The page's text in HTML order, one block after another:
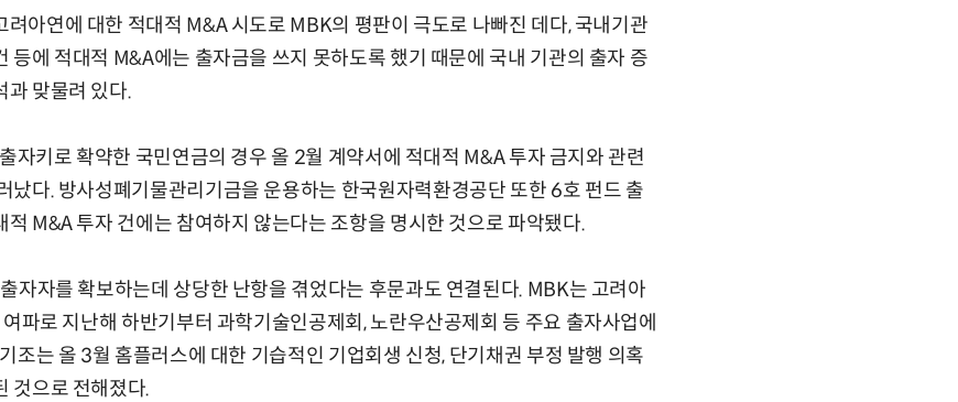
려아연에 대한 적대적 M&A 시도로 MBK의 평판이 극도로 나빠진 데다, 국내기관
등에 적대적 M&A에는 출자금을 쓰지 못하도록 했기 때문에 국내 기관의 출자 증
과 맞물려 있다.
자키로 확약한 국민연금의 경우 올 2월 계약서에 적대적 M&A 투자 금지와 관련
났다. 방사성폐기물관리기금을 운용하는 한국원자력환경공단 또한 6호 펀드 출
적 M&A 투자 건에는 참여하지 않는다는 조항을 명시한 것으로 파악됐다.
자자를 확보하는데 상당한 난항을 겪었다는 후문과도 연결된다. MBK는 고려아
파로 지난해 하반기부터 과학기술인공제회, 노란우산공제회 등 주요 출자사업에
조는 올 3월 홈플러스에 대한 기습적인 기업회생 신청, 단기채권 부정 발행 의혹
것으로 전해졌다.